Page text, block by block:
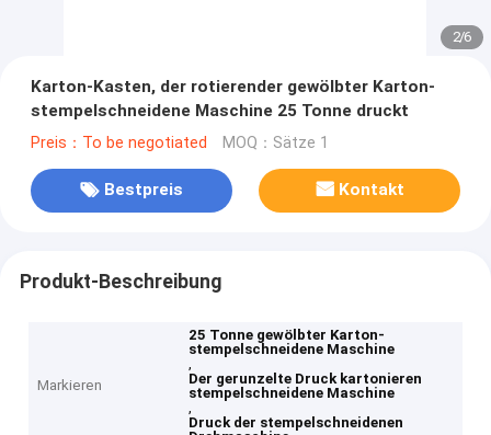
2/6
Karton-Kasten, der rotierender gewölbter Karton-
stempelschneidene Maschine 25 Tonne druckt
Preis：To be negotiated MOQ：Sätze 1
Bestpreis Kontakt
Produkt-Beschreibung
Markieren
25 Tonne gewölbter Karton-
stempelschneidene Maschine
,
Der gerunzelte Druck kartonieren
stempelschneidene Maschine
,
Druck der stempelschneidenen